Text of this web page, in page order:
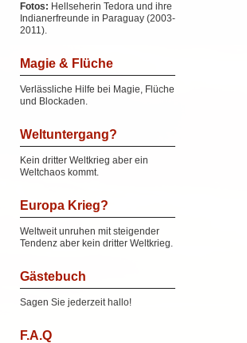
Fotos: Hellseherin Tedora und ihre
Indianerfreunde in Paraguay (2003-
2011).
Magie & Flüche
Verlässliche Hilfe bei Magie, Flüche
und Blockaden.
Weltuntergang?
Kein dritter Weltkrieg aber ein
Weltchaos kommt.
Europa Krieg?
Weltweit unruhen mit steigender
Tendenz aber kein dritter Weltkrieg.
Gästebuch
Sagen Sie jederzeit hallo!
F.A.Q